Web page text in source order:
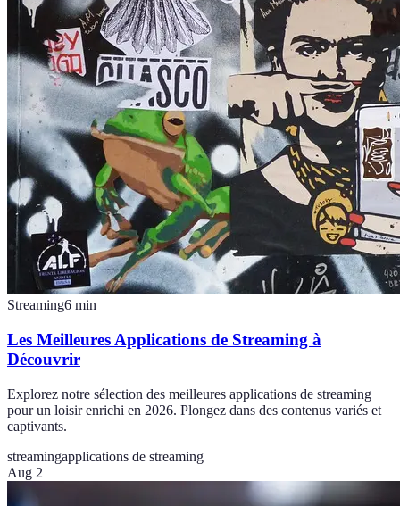
Streaming6 min
Les Meilleures Applications de Streaming à
Découvrir
Explorez notre sélection des meilleures applications de streaming
pour un loisir enrichi en 2026. Plongez dans des contenus variés et
captivants.
streamingapplications de streaming
Aug 2